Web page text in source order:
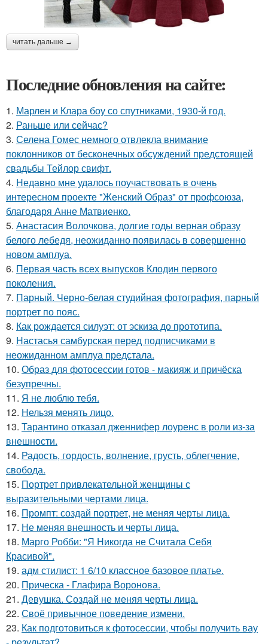
читать дальше →
Последние обновления на сайте:
1. Марлен и Клара боу со спутниками, 1930-й год.
2. Раньше или сейчас?
3. Селена Гомес немного отвлекла внимание
поклонников от бесконечных обсуждений предстоящей
свадьбы Тейлор свифт.
4. Недавно мне удалось поучаствовать в очень
интересном проекте "Женский Образ" от профсоюза,
благодаря Анне Матвиенко.
5. Анастасия Волочкова, долгие годы верная образу
белого лебедя, неожиданно появилась в совершенно
новом амплуа.
6. Первая часть всех выпусков Клодин первого
поколения.
7. Парный. Черно-белая студийная фотография, парный
портрет по пояс.
8. Как рождается силуэт: от эскиза до прототипа.
9. Настасья самбурская перед подписчиками в
неожиданном амплуа предстала.
10. Образ для фотосессии готов - макияж и причёска
безупречны.
11. Я не люблю тебя.
12. Нельзя менять лицо.
13. Тарантино отказал дженнифер лоуренс в роли из-за
внешности.
14. Радость, гордость, волнение, грусть, облегчение,
свобода.
15. Портрет привлекательной женщины с
выразительными чертами лица.
16. Промпт: создай портрет, не меняя черты лица.
17. Не меняя внешность и черты лица.
18. Марго Робби: "Я Никогда не Считала Себя
Красивой".
19. адм стилист: 1 6/10 классное базовое платье.
20. Прическа - Глафира Воронова.
21. Девушка. Создай не меняя черты лица.
22. Своё привычное поведение измени.
23. Как подготовиться к фотосессии, чтобы получить вау